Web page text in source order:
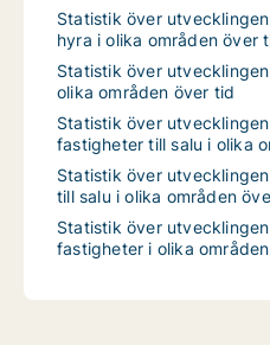
Statistik över
hyra i olika områden över
Statistik över
olika områden över tid
Statistik över
fastigheter till salu i olika
Statistik över
till salu i olika områden
Statistik över
fastigheter i olika